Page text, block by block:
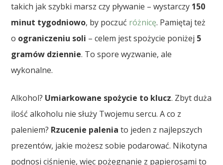
takich jak szybki marsz czy pływanie – wystarczy 150
minut tygodniowo, by poczuć różnicę. Pamiętaj też
o ograniczeniu soli – celem jest spożycie poniżej 5
gramów dziennie. To spore wyzwanie, ale
wykonalne.
Alkohol? Umiarkowane spożycie to klucz. Zbyt duża
ilość alkoholu nie służy Twojemu sercu. A co z
paleniem? Rzucenie palenia to jeden z najlepszych
prezentów, jakie możesz sobie podarować. Nikotyna
podnosi ciśnienie, więc pożegnanie z papierosami to